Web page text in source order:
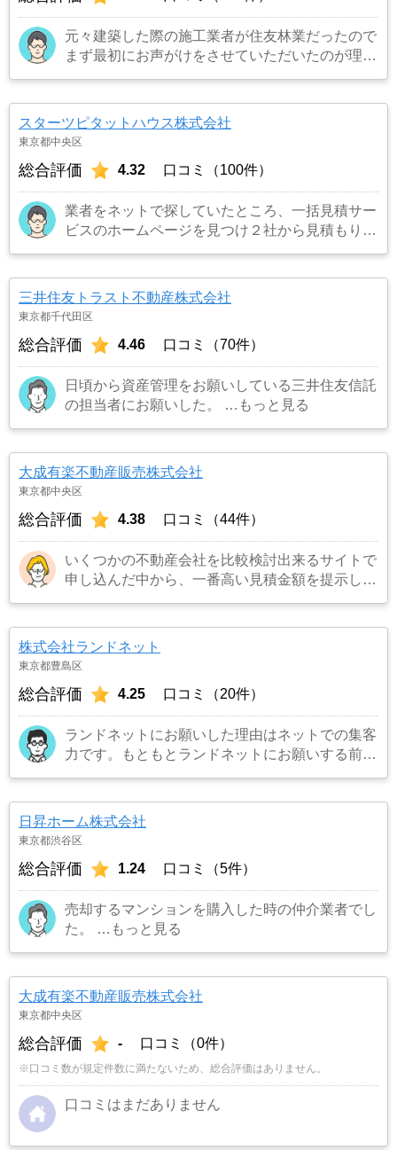
元々建築した際の施工業者が住友林業だったので
まず最初にお声がけをさせていただいたのが理由
スターツピタットハウス株式会社
東京都中央区
総合評価 4.32 口コミ（100件）
業者をネットで探していたところ、一括見積サー
ビスのホームページを見つけ２社から見積もりを
者がいると連絡を受け売却が決まったため。
もっと見る
三井住友トラスト不動産株式会社
東京都千代田区
総合評価 4.46 口コミ（70件）
日頃から資産管理をお願いしている三井住友信託
の担当者にお願いした。
…もっと見る
大成有楽不動産販売株式会社
東京都中央区
総合評価 4.38 口コミ（44件）
いくつかの不動産会社を比較検討出来るサイトで
申し込んだ中から、一番高い見積金額を提示して
株式会社ランドネット
東京都豊島区
総合評価 4.25 口コミ（20件）
ランドネットにお願いした理由はネットでの集客
力です。もともとランドネットにお願いする前は
場がないことで地元の不動産屋では取り扱っても
らえませんでした。そこでそれまでに取引があ
した。
…もっと見る
日昇ホーム株式会社
東京都渋谷区
総合評価 1.24 口コミ（5件）
売却するマンションを購入した時の仲介業者でし
た。
…もっと見る
大成有楽不動産販売株式会社
東京都中央区
総合評価 - 口コミ（0件）
※口コミ数が規定件数に満たないため、総合評価はありません。
口コミはまだありません